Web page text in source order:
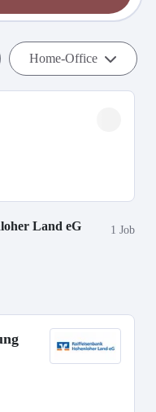
Home-Office
Land eG 1 Job